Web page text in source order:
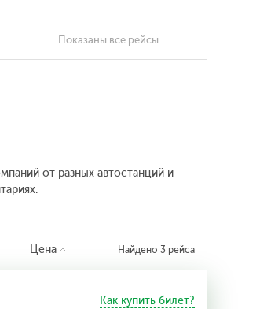
Показаны все рейсы
от разных автостанций и
Цена Найдено 3 рейса
Как купить билет?